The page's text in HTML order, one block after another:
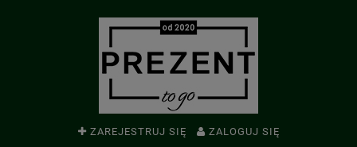
ZAREJESTRUJ SIĘ ZALOGUJ SIĘ